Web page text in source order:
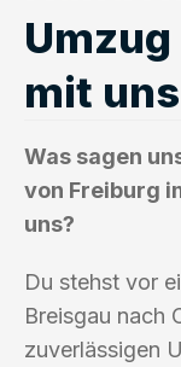
mit uns
Was sagen
von Freiburg
uns?
Du stehst vor
Breisgau nach
zuverlässigen